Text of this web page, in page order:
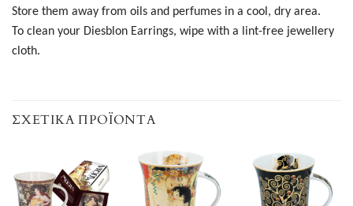
Store them away from oils and perfumes in a cool, dry area.
To clean your Diesblon Earrings, wipe with a lint-free jewellery
cloth.
ΣΧΕΤΙΚΆ ΠΡΟΪΌΝΤΑ